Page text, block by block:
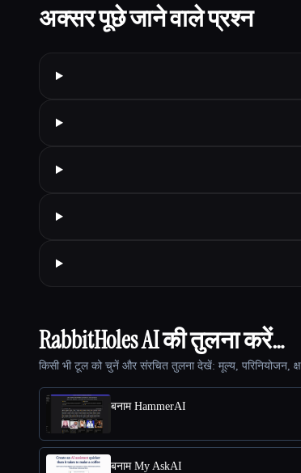
अक्सर पूछे जाने वाले प्रश्न
RabbitHoles AI की तुलना करें…
किसी भी टूल को चुनें और संरचित तुलना देखें: मूल्य, परिनियोजन,
बनाम HammerAI
बनाम My AskAI